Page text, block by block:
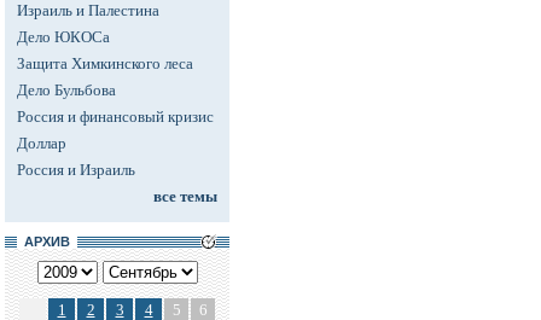
Израиль и Палестина
Дело ЮКОСа
Защита Химкинского леса
Дело Бульбова
Россия и финансовый кризис
Доллар
Россия и Израиль
все темы
АРХИВ
1 2 3 4 5
6